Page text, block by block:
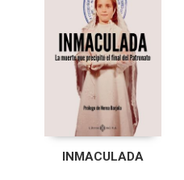
INMACULADA